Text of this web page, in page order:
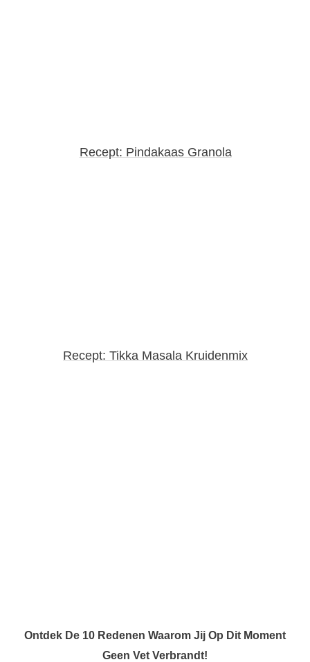
Recept: Pindakaas Granola
Recept: Tikka Masala Kruidenmix
Ontdek De 10 Redenen Waarom Jij Op Dit Moment
Geen Vet Verbrandt!